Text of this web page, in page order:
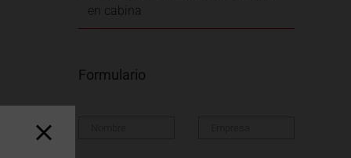
en cabina
Formulario